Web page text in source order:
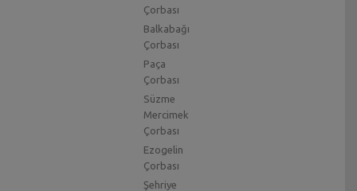
Çorbası
Balkabağı
Çorbası
Paça
Çorbası
Süzme
Mercimek
Çorbası
Ezogelin
Çorbası
Şehriye